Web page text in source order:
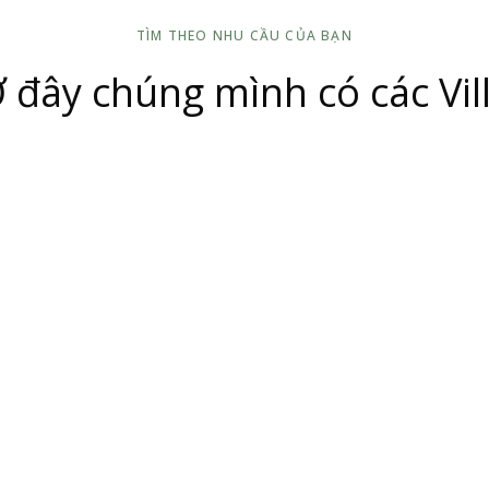
TÌM THEO NHU CẦU CỦA BẠN
đây chúng mình có các